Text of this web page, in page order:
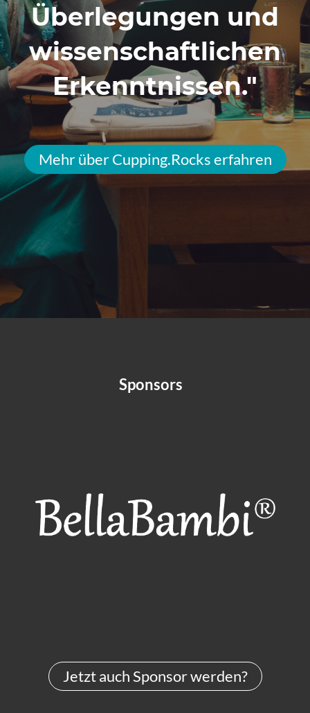
Überlegungen und
wissenschaftlichen
Erkenntnissen."
Mehr über Cupping.Rocks erfahren
Sponsors
Jetzt auch Sponsor werden?